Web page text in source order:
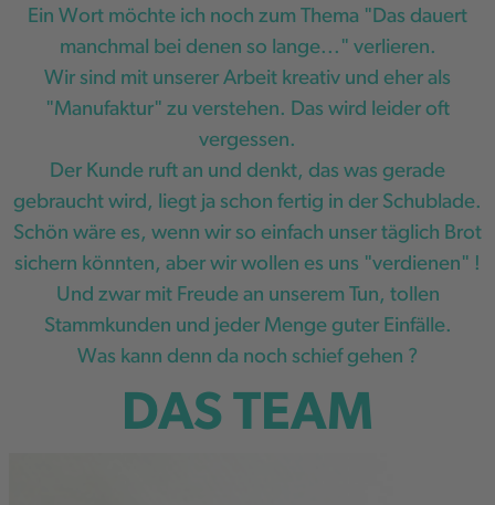
Ein Wort möchte ich noch zum Thema "Das dauert
manchmal bei denen so lange..." verlieren.
Wir sind mit unserer Arbeit kreativ und eher als
"Manufaktur" zu verstehen. Das wird leider oft
vergessen.
Der Kunde ruft an und denkt, das was gerade
gebraucht wird, liegt ja schon fertig in der Schublade.
Schön wäre es, wenn wir so einfach unser täglich Brot
sichern könnten, aber wir wollen es uns "verdienen" !
Und zwar mit Freude an unserem Tun, tollen
Stammkunden und jeder Menge guter Einfälle.
Was kann denn da noch schief gehen ?
DAS TEAM